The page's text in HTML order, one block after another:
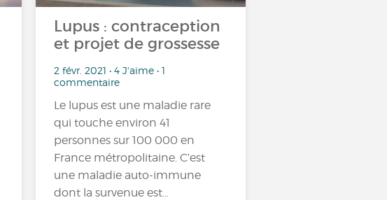
Lupus : contraception
et projet de grossesse
2 févr. 2021 • 4 J'aime • 1
commentaire
Le lupus est une maladie rare
qui touche environ 41
personnes sur 100 000 en
France métropolitaine. C’est
une maladie auto-immune
dont la survenue est…